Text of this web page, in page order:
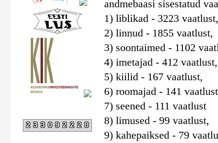
233092220
andmebaasi sisestatud
1) liblikad - 3223 vaatlust,
2) linnud - 1855 vaatlust,
3) soontaimed - 1102
4) imetajad - 412 vaatlust,
5) kiilid - 167 vaatlust,
6) roomajad - 141
7) seened - 111 vaatlust
8) limused - 99 vaatlust,
9) kahepaiksed - 79